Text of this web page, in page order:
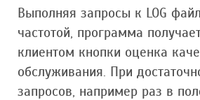
Выполняя запросы к LOG
частотой, программа
клиентом кнопки оценка
обслуживания. При
запросов, например раз в